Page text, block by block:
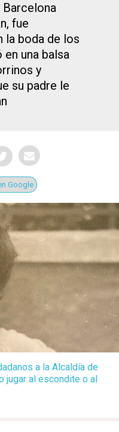
Barcelona
fue
la boda de los
en una balsa
y
su padre le
Google
a la Alcaldía de
jugar al escondite o al